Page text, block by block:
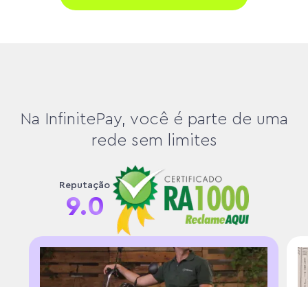
Na InfinitePay, você é parte de uma
rede sem limites
Reputação
9.0